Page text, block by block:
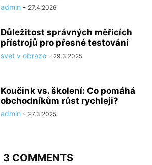
admin - 27.4.2026
Důležitost správných měřicích
přístrojů pro přesné testování
svet v obraze - 29.3.2025
Koučink vs. školení: Co pomáhá
obchodníkům růst rychleji?
admin - 27.3.2025
3 COMMENTS